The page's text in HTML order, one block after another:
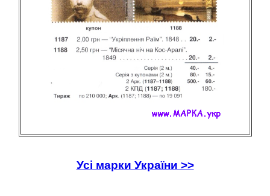
Усі марки України >>